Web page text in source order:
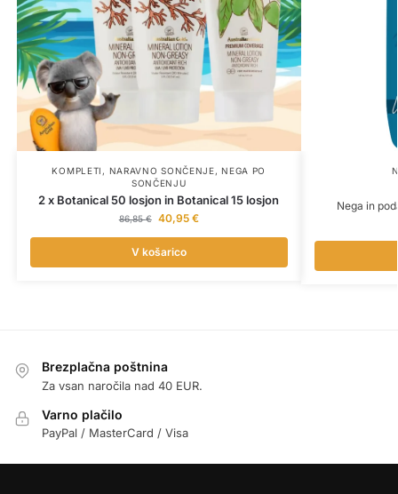
KOMPLETI , NARAVNO SONČENJE,NEGA PO
SONČENJU
2 x Botanical 50 losjon in Botanical 15 losjon
86,85€ 40,95 €
V košarico
Nega in
Brezplačna poštnina
Za vsan naročila nad 40 EUR.
Varno plačilo
PayPal / MasterCard / Visa